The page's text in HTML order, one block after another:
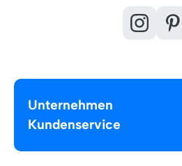
Unternehmen
Kundenservice